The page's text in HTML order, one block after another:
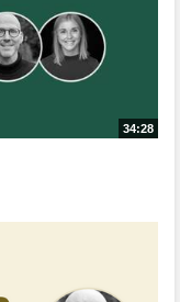
34:28